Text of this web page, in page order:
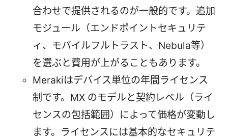
合わせで提供されるのが一般的です。追加
モジュール（エンドポイントセキュリテ
ィ、モバイルフルトラスト、Nebula等）
を選ぶと費用が上がることもあります。
Merakiはデバイス単位の年間ライセンス
制です。MX のモデルと契約レベル（ライ
センスの包括範囲）によって価格が変動し
ます。ライセンスには基本的なセキュリテ